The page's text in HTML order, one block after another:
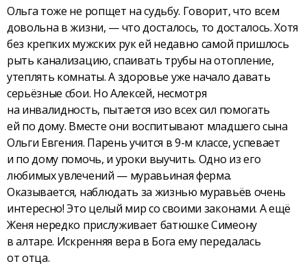
Ольга тоже не ропщет на судьбу. Говорит, что всем
довольна в жизни, — что досталось, то досталось. Хотя
без крепких мужских рук ей недавно самой пришлось
рыть канализацию, спаивать трубы на отопление,
утеплять комнаты. А здоровье уже начало давать
серьёзные сбои. Но Алексей, несмотря
на инвалидность, пытается изо всех сил помогать
ей по дому. Вместе они воспитывают младшего сына
Ольги Евгения. Парень учится в 9-м классе, успевает
и по дому помочь, и уроки выучить. Одно из его
любимых увлечений — муравьиная ферма.
Оказывается, наблюдать за жизнью муравьёв очень
интересно! Это целый мир со своими законами. А ещё
Женя нередко прислуживает батюшке Симеону
в алтаре. Искренняя вера в Бога ему передалась
от отца.